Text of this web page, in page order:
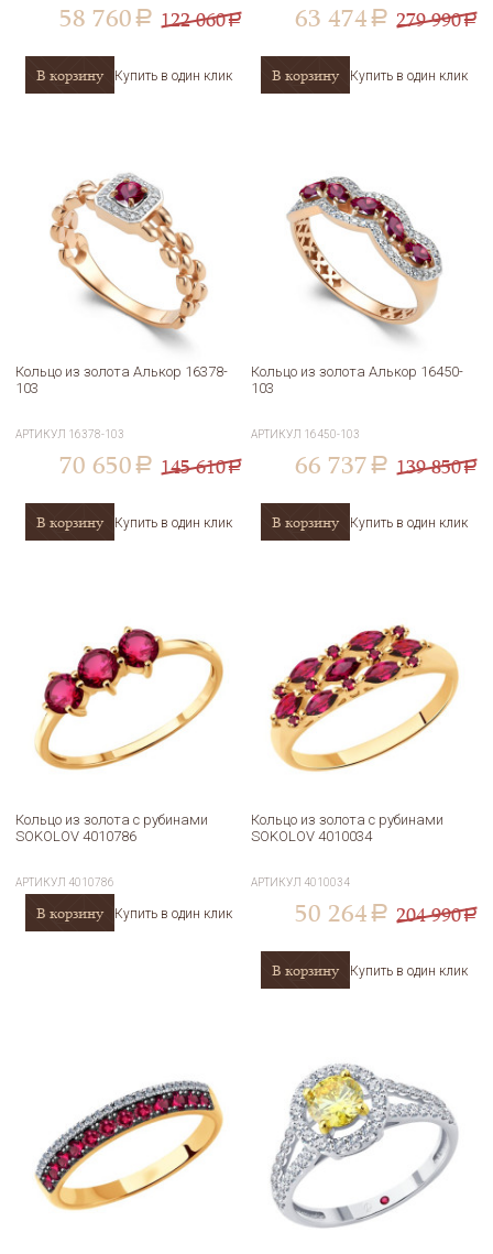
58 760 a 122 060a
В корзину Купить в один клик
63 474 a 279 990a
В корзину Купить в один клик
Кольцо из золота Алькор 16378-
103
АРТИКУЛ 16378-103
70 650 a 145 610a
В корзину Купить в один клик
Кольцо из золота Алькор 16450-
103
АРТИКУЛ 16450-103
66 737 a 139 850a
В корзину Купить в один клик
Кольцо из золота с рубинами
SOKOLOV 4010786
АРТИКУЛ 4010786
В корзину Купить в один клик
Кольцо из золота с рубинами
SOKOLOV 4010034
АРТИКУЛ 4010034
50 264 a 204 990a
В корзину Купить в один клик